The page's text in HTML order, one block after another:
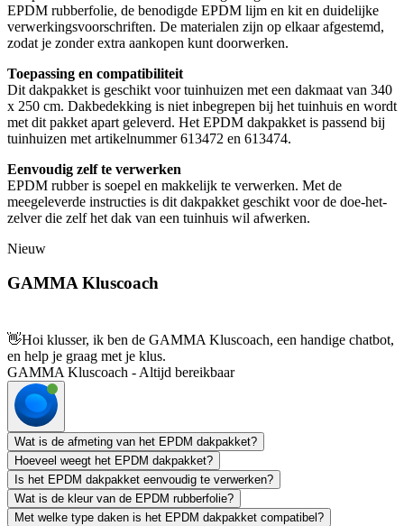
EPDM rubberfolie, de benodigde EPDM lijm en kit en duidelijke
verwerkingsvoorschriften. De materialen zijn op elkaar afgestemd,
zodat je zonder extra aankopen kunt doorwerken.
Toepassing en compatibiliteit
Dit dakpakket is geschikt voor tuinhuizen met een dakmaat van 340
x 250 cm. Dakbedekking is niet inbegrepen bij het tuinhuis en wordt
met dit pakket apart geleverd. Het EPDM dakpakket is passend bij
tuinhuizen met artikelnummer 613472 en 613474.
Eenvoudig zelf te verwerken
EPDM rubber is soepel en makkelijk te verwerken. Met de
meegeleverde instructies is dit dakpakket geschikt voor de doe-het-
zelver die zelf het dak van een tuinhuis wil afwerken.
Nieuw
GAMMA Kluscoach
👋Hoi klusser, ik ben de GAMMA Kluscoach, een handige chatbot,
en help je graag met je klus.
GAMMA Kluscoach - Altijd bereikbaar
Wat is de afmeting van het EPDM dakpakket?
Hoeveel weegt het EPDM dakpakket?
Is het EPDM dakpakket eenvoudig te verwerken?
Wat is de kleur van de EPDM rubberfolie?
Met welke type daken is het EPDM dakpakket compatibel?